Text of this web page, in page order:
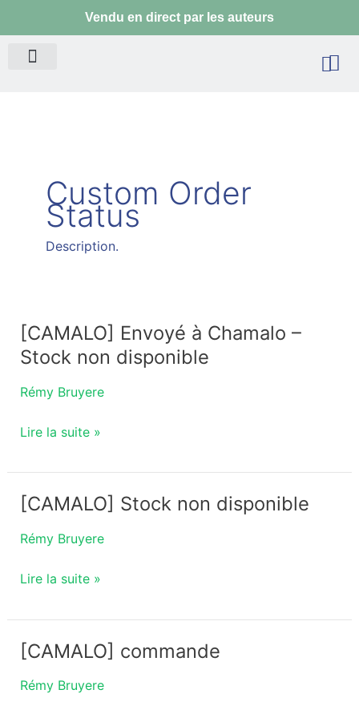
au
contenu
Vendu en direct par les auteurs
Custom Order
Status
Description.
[CAMALO] Envoyé à Chamalo –
Stock non disponible
Rémy Bruyere
[CAMALO]
Envoyé
Chamalo
Lire la suite »
[CAMALO] Stock non disponible
Rémy Bruyere
[CAMALO]
non
disponible
Lire la suite »
[CAMALO] commande
Rémy Bruyere
[CAMALO]